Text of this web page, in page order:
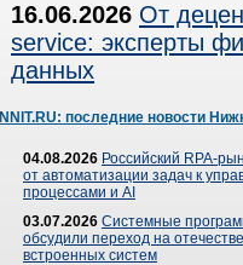
16.06.2026 От
service: эксперты
данных
NNIT.RU: последние новости
04.08.2026 Российский RPA-
от автоматизации задач к
процессами и AI
03.07.2026 Системные
обсудили переход на
встроенных систем